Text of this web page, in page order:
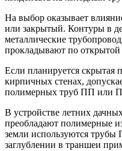
На выбор оказывает
или закрытый. Контуры в
металлические
прокладывают по открытой
Если планируется скрытая
кирпичных стенах,
полимерных труб ПП или
В устройстве летних
преобладают полимерные
земли используются
заглублении в траншеи